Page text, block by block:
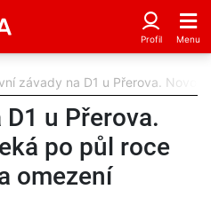
závady na D1 u Přerova.
u Přerova.
po půl roce
omezení